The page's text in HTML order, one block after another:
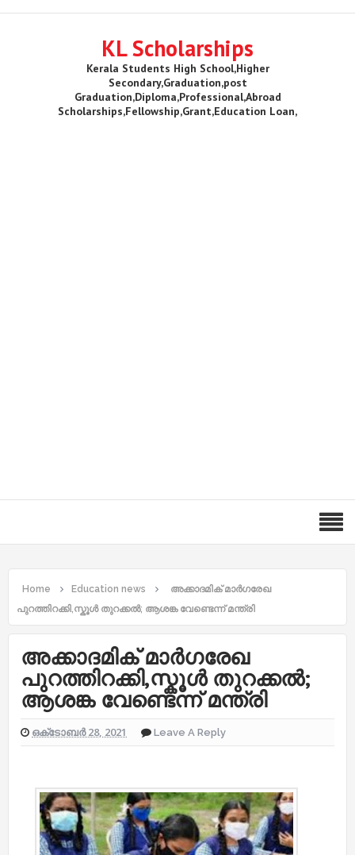
KL Scholarships
Kerala Students High School,Higher
Secondary,Graduation,post
Graduation,Diploma,Professional,Abroad
Scholarships,Fellowship,Grant,Education Loan,
Home Education news
അക്കാദമിക് മാര്‍ഗരേഖ
പുറത്തിറക്കി,സ്കൂള്‍ തുറക്കല്‍; ആശങ്ക വേണ്ടെന്ന് മന്ത്രി
അക്കാദമിക് മാര്‍ഗരേഖ
പുറത്തിറക്കി,സ്കൂള്‍ തുറക്കല്‍;
ആശങ്ക വേണ്ടെന്ന് മന്ത്രി
ഒക്‌ടോബർ 28, 2021 Leave A Reply